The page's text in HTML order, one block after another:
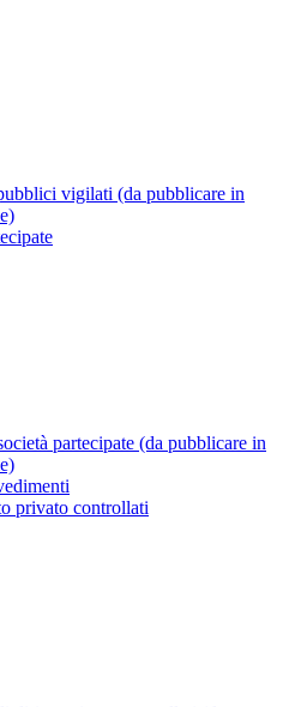
vigilati (da pubblicare in
partecipate (da pubblicare in
privato controllati